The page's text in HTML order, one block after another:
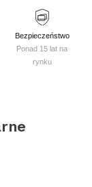
Bezpieczeństwo
Ponad 15 lat na
rynku